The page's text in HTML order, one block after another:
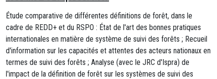
Étude comparative de différentes définitions de forêt, dans le
cadre de REDD+ et du RSPO : État de l'art des bonnes pratiques
internationales en matière de système de suivi des forêts ; Recueil
d'information sur les capacités et attentes des acteurs nationaux en
termes de suivi des forêts ; Analyse (avec le JRC d'Ispra) de
l'impact de la définition de forêt sur les systèmes de suivi des